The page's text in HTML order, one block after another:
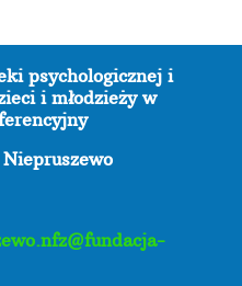
psychologicznej i
i młodzieży w